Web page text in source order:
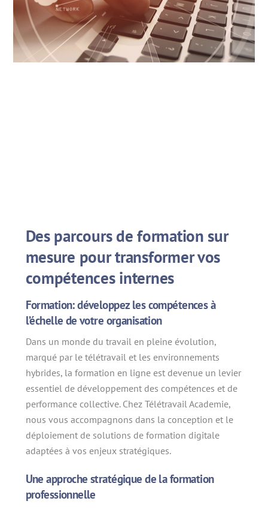
Des parcours de formation sur
mesure pour transformer vos
compétences internes
Formation: développez les compétences à
l’échelle de votre organisation
Dans un monde du travail en pleine évolution,
marqué par le télétravail et les environnements
hybrides, la formation en ligne est devenue un levier
essentiel de développement des compétences et de
performance collective. Chez Télétravail Academie,
nous vous accompagnons dans la conception et le
déploiement de solutions de formation digitale
adaptées à vos enjeux stratégiques.
Une approche stratégique de la formation
professionnelle